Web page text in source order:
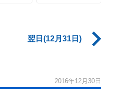
翌日(12月31日)
2016年12月30日